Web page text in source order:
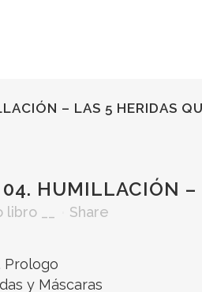
– LAS 5 HERIDAS
04. HUMILLACIÓN –
libro Share
Prologo
y Máscaras